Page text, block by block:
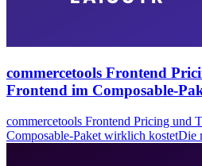
commercetools Frontend
Frontend im Composable-
commercetools Frontend Pricing und
Composable-Paket wirklich